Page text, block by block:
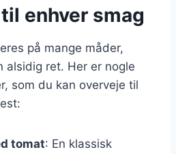
enhver smag
på mange måder,
alsidig ret. Her er nogle
som du kan overveje til
tomat: En klassisk